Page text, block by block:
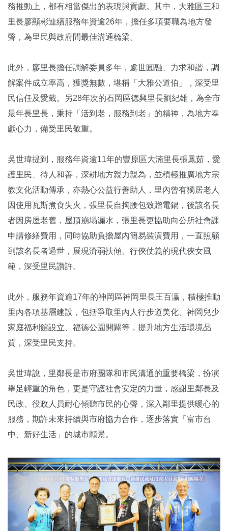
務推動上，都有相當傑出的表現與貢獻。其中，大雅區三和
里長廖顯彬連續服務年資逾26年，擔任多項要職為地方發
聲，為里民與政府間最佳溝通橋梁。
此外，廖里長擔任調解委員多年，處世圓融、力求和諧，調
解案件成立率高，獲獎無數，堪稱「大雅公道伯」，深受里
民信任及愛戴。另28年次的石岡區德興里長劉紀雄，為全市
最年長里長，秉持「活到老，服務到老」的精神，為地方奉
獻心力，備受里民敬重。
吳世瑋提到，服務年資逾11年的豐原區大湳里長張鳳茹，愛
護里民、待人和善，深耕地方親力親為，並積極推廣地方宗
教文化活動傳承，亦熱心公益行善助人，里內曾有獨居老人
因使用瓦斯煮食失火，張里長自掏腰包致贈電鍋，後該名長
者因房屋老舊，屋頂崩塌漏水，張里長更協助向公所社會課
申請修繕費用，同時協助負擔屋內簡易裝潢費用，一直照顧
到該名長者過世，展現濟弱扶傾、行俠仗義的現代俠女風
範，深受里民讚許。
此外，服務年資逾17年的神岡區神岡里長王百瀛，積極推動
里內各項基層建設，包括爭取里內人行步道美化、神岡兒少
家庭福利館設立、福德公園開闢等，提升地方生活環境品
質，深受里民支持。
吳世瑋說，里鄰長是市府團隊和市民溝通的重要橋梁，扮演
舉足輕重的角色，更是守護社會安定的力量，感謝里鄰長及
民政、役政人員耐心傾聽市民的心聲，深入鄰里提供暖心的
服務，期許未來持續與市府協力合作，逐步落實「富市台
中、新好生活」的城市願景。